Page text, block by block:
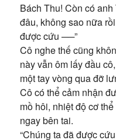
Bách Thu! Còn có
đâu, không sao nữa
được cứu ──”
Cô nghe thế cũng
này vẫn ôm lấy đầu
một tay vòng qua đỡ
Cô có thể cảm nhận
mồ hôi, nhiệt độ cơ
ngay bên tai.
“Chúng ta đã được